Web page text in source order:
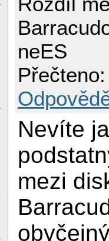
neES
Nevíte
mezi